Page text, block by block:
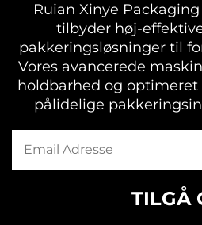
Ruian Xinye
tilbyder høj-
pakkeringsløsninger til
Vores avancerede
holdbarhed og
pålidelige
TILGÅ